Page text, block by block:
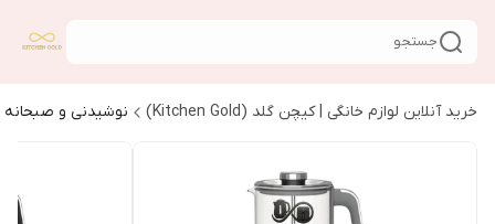
جستجو
خرید آنلاین لوازم خانگی | کیچن گلد (Kitchen Gold) نوشیدنی و صبحانه